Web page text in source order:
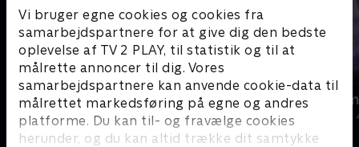
Vi bruger egne cookies og cookies fra
samarbejdspartnere for at give dig den bedste
oplevelse af TV 2 PLAY, til statistik og til at
målrette annoncer til dig. Vores
samarbejdspartnere kan anvende cookie-data til
målrettet markedsføring på egne og andres
platforme. Du kan til- og fravælge cookies
herunder, og du kan altid trække dit samtykke
Jul på slottet - Warwick
2020 • Livsstil • 46 min
Julelys for
2022 • Livsstil •